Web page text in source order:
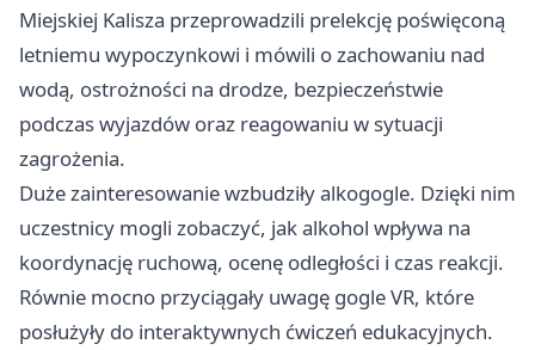
Miejskiej Kalisza przeprowadzili prelekcję poświęconą
letniemu wypoczynkowi i mówili o zachowaniu nad
wodą, ostrożności na drodze, bezpieczeństwie
podczas wyjazdów oraz reagowaniu w sytuacji
zagrożenia.
Duże zainteresowanie wzbudziły alkogogle. Dzięki nim
uczestnicy mogli zobaczyć, jak alkohol wpływa na
koordynację ruchową, ocenę odległości i czas reakcji.
Równie mocno przyciągały uwagę gogle VR, które
posłużyły do interaktywnych ćwiczeń edukacyjnych.